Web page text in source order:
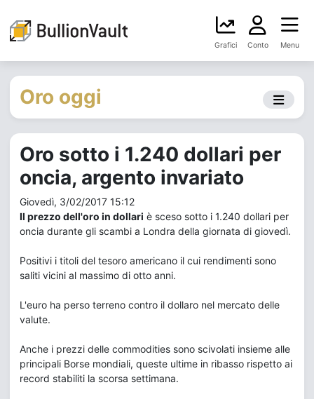
Grafici Conto Menu
Oro oggi
Oro sotto i 1.240 dollari per
oncia, argento invariato
Giovedì, 3/02/2017 15:12
Il prezzo dell'oro in dollari è sceso sotto i 1.240 dollari per
oncia durante gli scambi a Londra della giornata di giovedì.
Positivi i titoli del tesoro americano il cui rendimenti sono
saliti vicini al massimo di otto anni.
L'euro ha perso terreno contro il dollaro nel mercato delle
valute.
Anche i prezzi delle commodities sono scivolati insieme alle
principali Borse mondiali, queste ultime in ribasso rispetto ai
record stabiliti la scorsa settimana.